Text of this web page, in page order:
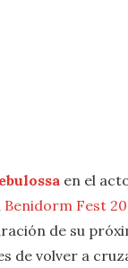
en el
Benidorm Fest
de su
de volver a